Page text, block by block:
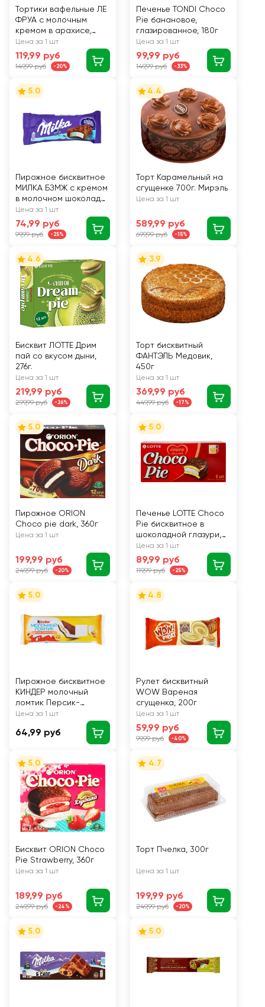
Тортики вафельные ЛЕ
ФРУА с молочным
кремом в арахисе,
145г.
Цена за 1 шт
119,99 руб
149,99 руб -20%
Печенье TONDI Choco
Pie банановое,
глазированное, 180г
Цена за 1 шт
99,99 руб
149,99 руб -33%
5.0
Пирожное бисквитное
МИЛКА БЗМЖ с кремом
в молочном шоколаде
в/у 27г.
Цена за 1 шт
74,99 руб
99,99 руб -25%
4.4
Торт Карамельный на
сгущенке 700г. Мирэль
Цена за 1 шт
589,99 руб
699,99 руб -15%
4.6
Бисквит ЛОТТЕ Дрим
пай со вкусом дыни,
276г.
Цена за 1 шт
219,99 руб
299,99 руб -26%
3.9
Торт бисквитный
ФАНТЭЛЬ Медовик,
450г
Цена за 1 шт
369,99 руб
449,99 руб -17%
5.0
Пирожное ORION
Choco pie dark, 360г
Цена за 1 шт
199,99 руб
249,99 руб -20%
5.0
Печенье LOTTE Choco
Pie бисквитное в
шоколадной глазури,
6х28г
Цена за 1 шт
89,99 руб
119,99 руб -25%
5.0
Пирожное бисквитное
КИНДЕР молочный
ломтик Персик-
Маракуйя 23,5% 28г.
Цена за 1 шт
64,99 руб
4.8
Рулет бисквитный
WOW Вареная
сгущенка, 200г
Цена за 1 шт
59,99 руб
99,99 руб -40%
5.0
Бисквит ORION Choco
Pie Strawberry, 360г
Цена за 1 шт
189,99 руб
249,99 руб -24%
4.7
Торт Пчелка, 300г
Цена за 1 шт
199,99 руб
249,99 руб -20%
5.0 5.0